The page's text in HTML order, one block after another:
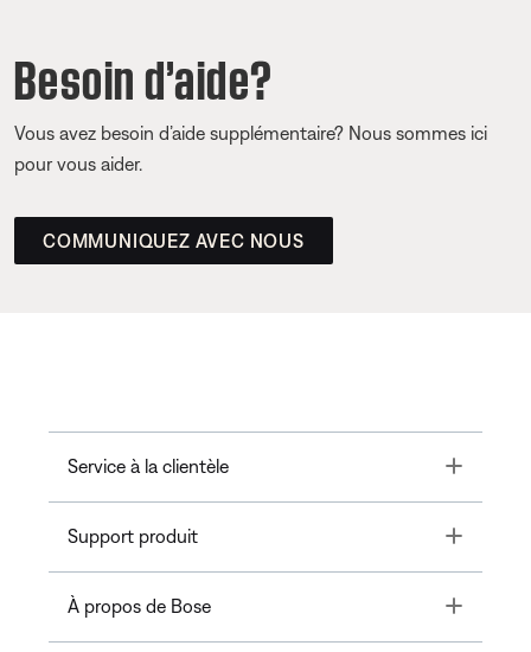
Besoin d’aide?
Vous avez besoin d’aide supplémentaire? Nous sommes ici
pour vous aider.
COMMUNIQUEZ AVEC NOUS
Service à la clientèle Toggle
Support produit Toggle
À propos de Bose Toggle